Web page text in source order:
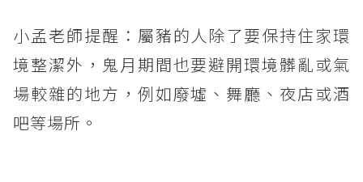
小孟老師提醒：屬豬的人除了要保持住家環
境整潔外，鬼月期間也要避開環境髒亂或氣
場較雜的地方，例如廢墟、舞廳、夜店或酒
吧等場所。